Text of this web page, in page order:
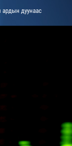
ардын дуунаас